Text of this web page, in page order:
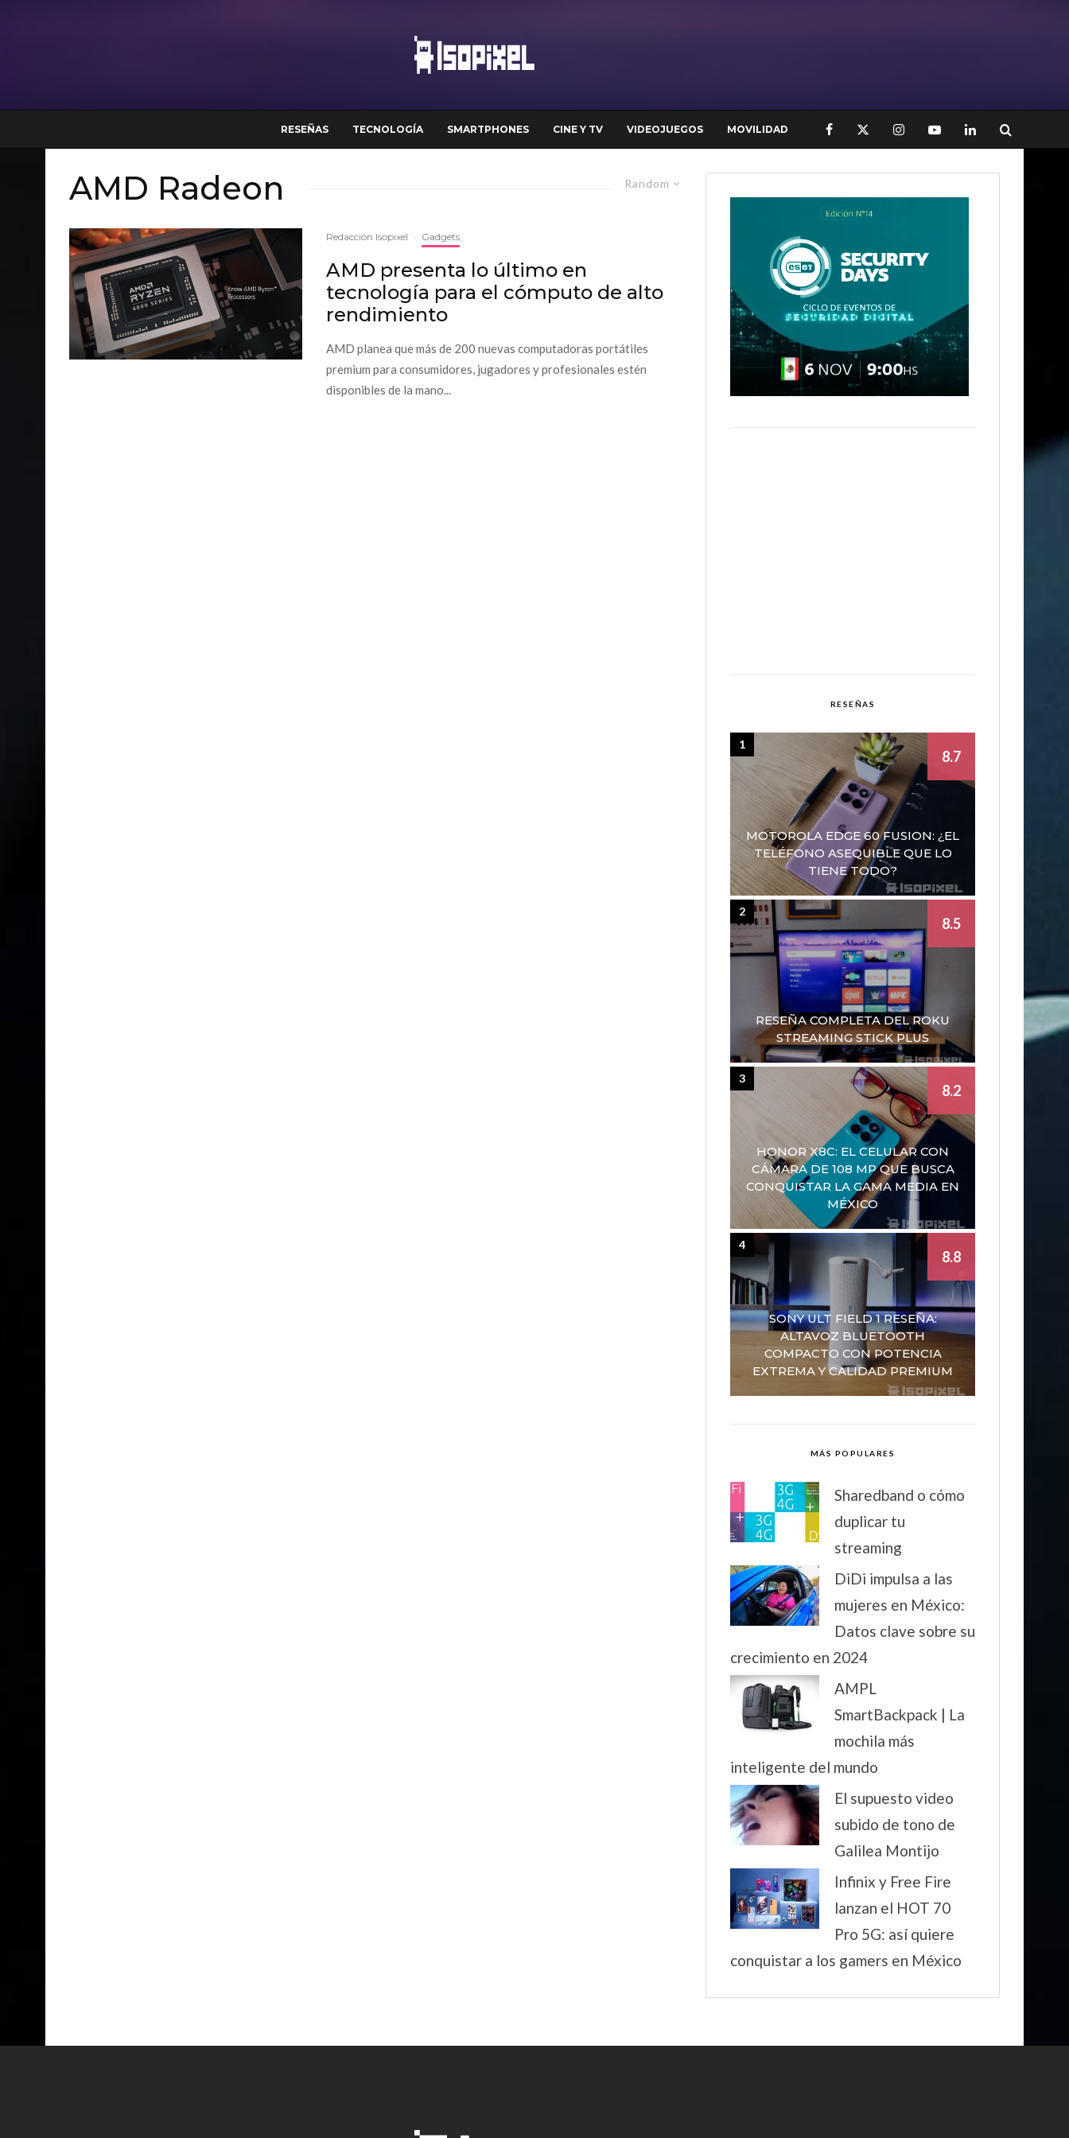
RESEÑAS TECNOLOGÍA SMARTPHONES CINE Y TV VIDEOJUEGOS MOVILIDAD
Random
AMD Radeon
Redacción Isopixel · Gadgets
AMD presenta lo último en
tecnología para el cómputo de alto
rendimiento
AMD planea que más de 200 nuevas computadoras portátiles
premium para consumidores, jugadores y profesionales estén
disponibles de la mano...
RESEÑAS
MOTOROLA EDGE 60 FUSION: ¿EL
TELÉFONO ASEQUIBLE QUE LO
TIENE TODO?
8.7
1
RESEÑA COMPLETA DEL ROKU
STREAMING STICK PLUS
8.5
2
HONOR X8C: EL CELULAR CON
CÁMARA DE 108 MP QUE BUSCA
CONQUISTAR LA GAMA MEDIA EN
MÉXICO
8.2
3
SONY ULT FIELD 1 RESEÑA:
ALTAVOZ BLUETOOTH
COMPACTO CON POTENCIA
EXTREMA Y CALIDAD PREMIUM
8.8
4
MÁS POPULARES
Sharedband o cómo
duplicar tu
streaming
DiDi impulsa a las
mujeres en México:
Datos clave sobre su
crecimiento en 2024
AMPL
SmartBackpack | La
mochila más
inteligente del mundo
El supuesto video
subido de tono de
Galilea Montijo
Infinix y Free Fire
lanzan el HOT 70
Pro 5G: así quiere
conquistar a los gamers en México